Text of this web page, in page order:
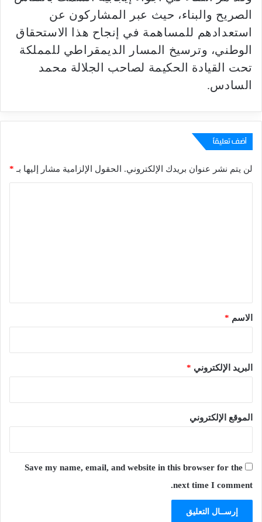
الصريح والبناء، حيث عبر المشاركون عن
استعدادهم للمساهمة في إنجاح هذا الاستحقاق
الوطني، وترسيخ المسار الديمقراطي للمملكة
تحت القيادة الحكيمة لصاحب الجلالة محمد
السادس.
أضف تعليقاً
لن يتم نشر عنوان بريدك الإلكتروني. الحقول الإلزامية مشار إليها بـ *
*الاسم *
البريد الإلكتروني *
الموقع الإلكتروني
Save my name, email, and website in this browser for the
next time I comment.